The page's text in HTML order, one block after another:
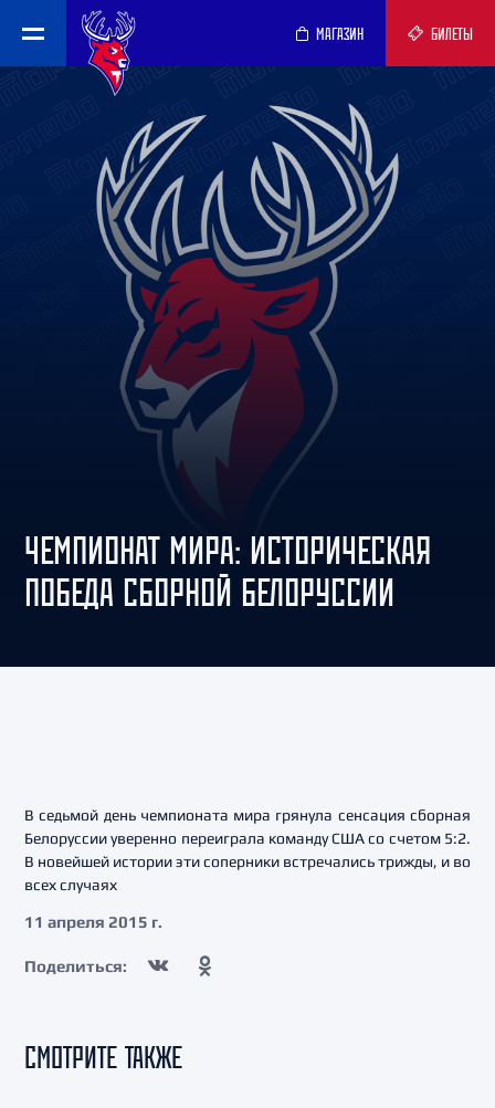
МАГАЗИН БИЛЕТЫ
ЧЕМПИОНАТ МИРА: ИСТОРИЧЕСКАЯ
ПОБЕДА СБОРНОЙ БЕЛОРУССИИ
В седьмой день чемпионата мира грянула сенсация сборная
Белоруссии уверенно переиграла команду США со счетом 5:2.
В новейшей истории эти соперники встречались трижды, и во
всех случаях
11 апреля 2015 г.
Поделиться:
СМОТРИТЕ ТАКЖЕ